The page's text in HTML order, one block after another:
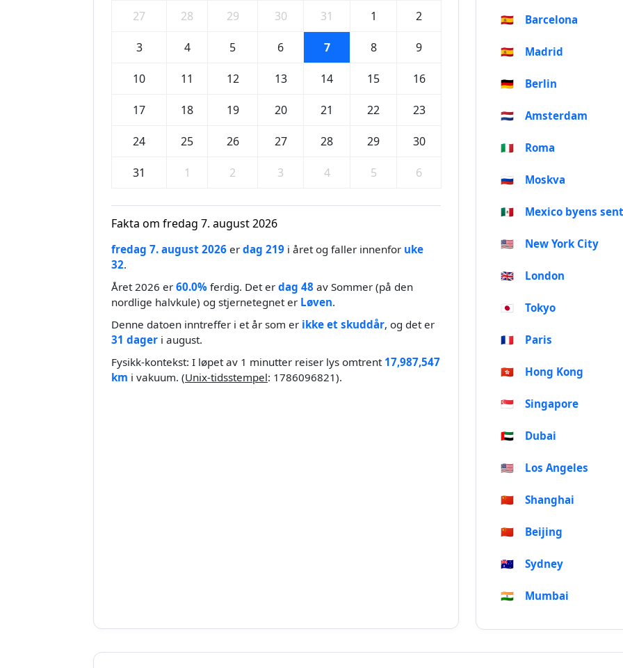
27 28 29 30 31 1 2
3 4 5 6 7 8 9
10 11 12 13 14 15 16
17 18 19 20 21 22 23
24 25 26 27 28 29 30
31 1 2 3 4 5 6
Fakta om fredag 7. august 2026
fredag 7. august 2026 er dag 219 i året og faller innenfor uke
32.
Året 2026 er 60.0% ferdig. Det er dag 48 av Sommer (på den
nordlige halvkule) og stjernetegnet er Løven.
Denne datoen inntreffer i et år som er ikke et skuddår, og det er
31 dager i august.
Fysikk-kontekst: I løpet av 1 minutter reiser lys omtrent 17,987,547
km i vakuum. (Unix-tidsstempel: 1786096821).
🇪🇸 Barcelona
🇪🇸 Madrid
🇩🇪 Berlin
🇳🇱 Amsterdam
🇮🇹 Roma
🇷🇺 Moskva
🇲🇽 Mexico byens
🇺🇸 New York City
🇬🇧 London
🇯🇵 Tokyo
🇫🇷 Paris
🇭🇰 Hong Kong
🇸🇬 Singapore
🇦🇪 Dubai
🇺🇸 Los Angeles
🇨🇳 Shanghai
🇨🇳 Beijing
🇦🇺 Sydney
🇮🇳 Mumbai